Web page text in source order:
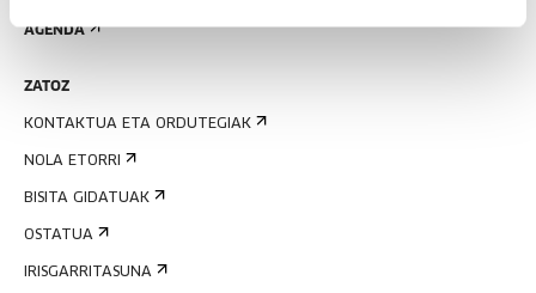
AGENDA
ZATOZ
KONTAKTUA ETA ORDUTEGIAK
NOLA ETORRI
BISITA GIDATUAK
OSTATUA
IRISGARRITASUNA